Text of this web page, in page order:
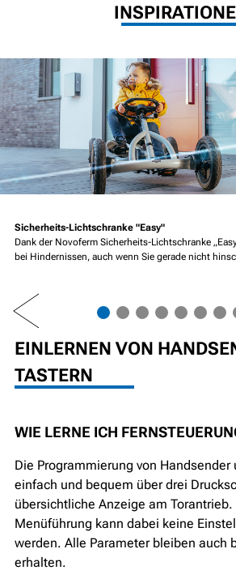
Sicherheits-Lichtschranke "Easy"
Dank der Novoferm Sicherheits-Lichtschranke
bei Hindernissen, auch wenn Sie gerade nicht
PREV
EINLERNEN VON
TASTERN
WIE LERNE ICH
Die Programmierung von Handsender
einfach und bequem über drei
übersichtliche Anzeige am
Menüführung kann dabei keine
werden. Alle Parameter bleiben auch
erhalten.